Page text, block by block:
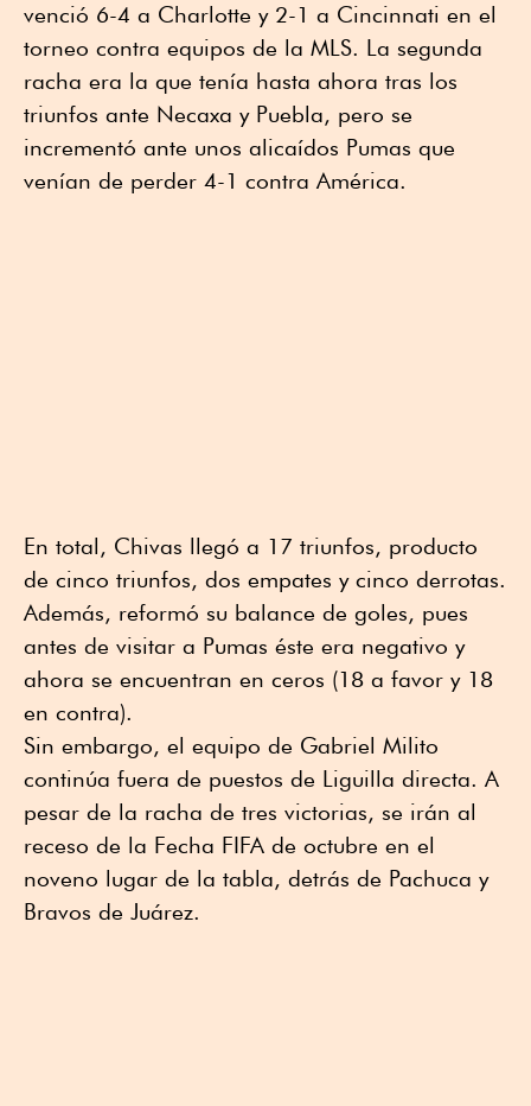
venció 6-4 a Charlotte y 2-1 a Cincinnati en el
torneo contra equipos de la MLS. La segunda
racha era la que tenía hasta ahora tras los
triunfos ante Necaxa y Puebla, pero se
incrementó ante unos alicaídos Pumas que
venían de perder 4-1 contra América.
En total, Chivas llegó a 17 triunfos, producto
de cinco triunfos, dos empates y cinco derrotas.
Además, reformó su balance de goles, pues
antes de visitar a Pumas éste era negativo y
ahora se encuentran en ceros (18 a favor y 18
en contra).
Sin embargo, el equipo de Gabriel Milito
continúa fuera de puestos de Liguilla directa. A
pesar de la racha de tres victorias, se irán al
receso de la Fecha FIFA de octubre en el
noveno lugar de la tabla, detrás de Pachuca y
Bravos de Juárez.